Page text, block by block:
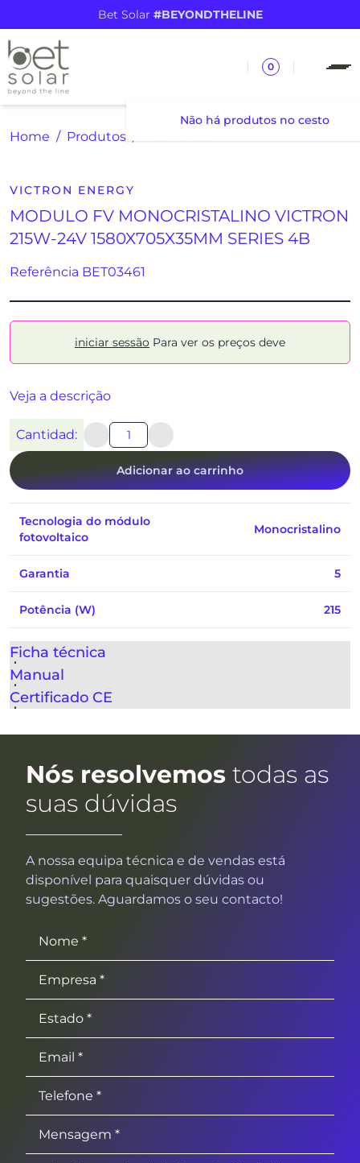
Bet Solar #BEYONDTHELINE
0
Não há produtos no cesto
Home Produtos
VICTRON ENERGY
MODULO FV MONOCRISTALINO VICTRON
215W-24V 1580X705X35MM SERIES 4B
Referência BET03461
iniciar sessão Para ver os preços deve
Veja a descrição
Cantidad:
Adicionar ao carrinho
Tecnologia do módulo
fotovoltaico
Monocristalino
Garantia 5
Potência (W) 215
Ficha técnica
Manual
Certificado CE
Nós resolvemos todas as
suas dúvidas
A nossa equipa técnica e de vendas está
disponível para quaisquer dúvidas ou
sugestões. Aguardamos o seu contacto!